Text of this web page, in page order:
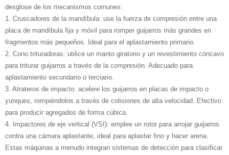
desglose de los mecanismos comunes:
1. Cruscadores de la mandíbula: use la fuerza de compresión entre una
placa de mandíbula fija y móvil para romper guijarros más grandes en
fragmentos más pequeños. Ideal para el aplastamiento primario.
2. Cono trituradoras: utilice un manto giratorio y un revestimiento cóncavo
para triturar guijarros a través de la compresión. Adecuado para
aplastamiento secundario o terciario.
3. Atrateros de impacto: acelere los guijarros en placas de impacto o
yunques, rompiéndolos a través de colisiones de alta velocidad. Efectivo
para producir agregados de forma cúbica.
4. Impactores de eje vertical (VSI): emplee un rotor para arrojar guijarros
contra una cámara aplastante, ideal para aplastar fino y hacer arena.
Estas máquinas a menudo integran sistemas de detección para clasificar